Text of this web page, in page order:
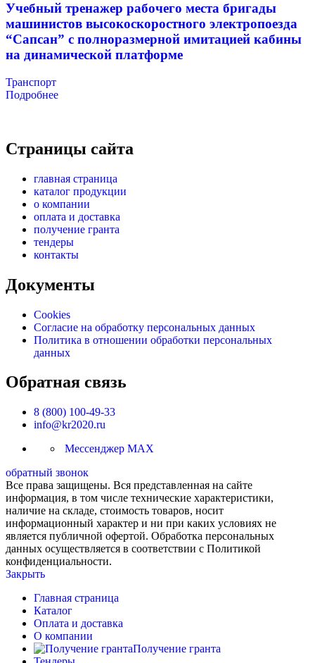
Учебный тренажер рабочего места бригады
машинистов высокоскоростного электропоезда
“Сапсан” с полноразмерной имитацией кабины
на динамической платформе
Транспорт
Подробнее
Страницы сайта
главная страница
каталог продукции
о компании
оплата и доставка
получение гранта
тендеры
контакты
Документы
Cookies
Согласие на обработку персональных данных
Политика в отношении обработки персональных
данных
Обратная связь
8 (800) 100-49-33
info@kr2020.ru
Мессенджер MAX
обратный звонок
Все права защищены. Вся представленная на сайте
информация, в том числе технические характеристики,
наличие на складе, стоимость товаров, носит
информационный характер и ни при каких условиях не
является публичной офертой. Обработка персональных
данных осуществляется в соответствии с Политикой
конфиденциальности.
Закрыть
Главная страница
Каталог
Оплата и доставка
О компании
Получение гранта